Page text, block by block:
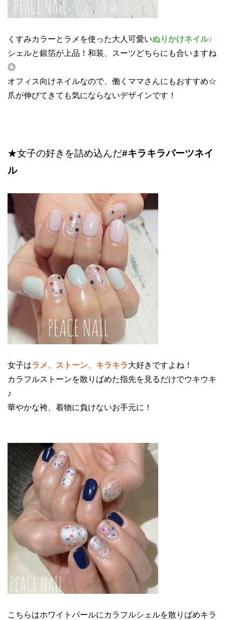
くすみカラーとラメを使った大人可愛いぬりかけネイル♪
シェルと銀箔が上品！和装、スーツどちらにも合いますね
◎
オフィス向けネイルなので、働くママさんにもおすすめ☆
爪が伸びてきても気にならないデザインです！
★女子の好きを詰め込んだ#キラキラパーツネイ
ル
女子はラメ、ストーン、キラキラ大好きですよね！
カラフルストーンを散りばめた指先を見るだけでウキウキ
♪
華やかな袴、着物に負けないお手元に！
こちらはホワイトパールにカラフルシェルを散りばめキラ